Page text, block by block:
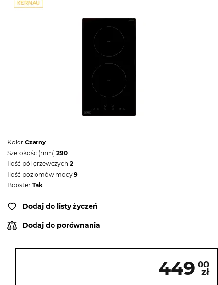
Kolor Czarny
Szerokość (mm) 290
Ilość pól grzewczych 2
Ilość poziomów mocy 9
Booster Tak
Dodaj do listy życzeń
Dodaj do porównania
449 00
zł